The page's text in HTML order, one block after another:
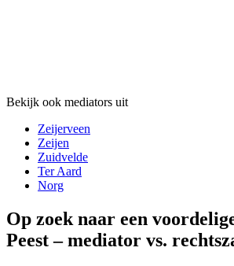
Bekijk ook mediators uit
Zeijerveen
Zeijen
Zuidvelde
Ter Aard
Norg
Op zoek naar een
Peest – mediator vs.